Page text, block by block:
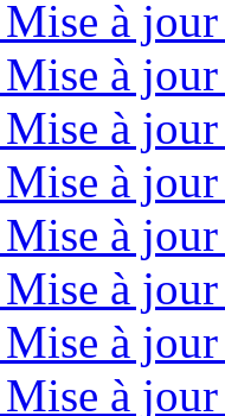
à
à
à
à
à
à
à
à